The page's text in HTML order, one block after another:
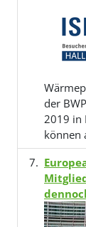
der
2019 in
können